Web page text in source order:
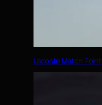
Lacoste Match Point